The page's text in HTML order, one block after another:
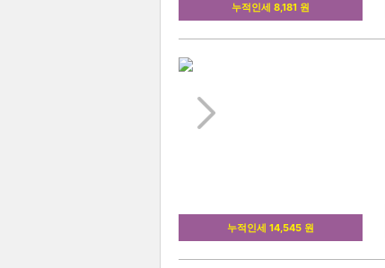
누적인세 8,181 원
누적인세 14,545 원